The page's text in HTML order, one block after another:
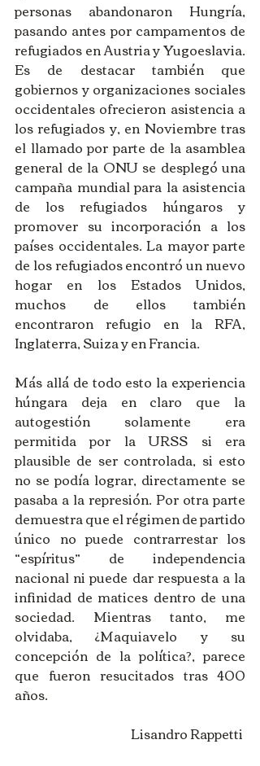
personas abandonaron Hungría,
pasando antes por campamentos de
refugiados en Austria y Yugoeslavia.
Es de destacar también que
gobiernos y organizaciones sociales
occidentales ofrecieron asistencia a
los refugiados y, en Noviembre tras
el llamado por parte de la asamblea
general de la ONU se desplegó una
campaña mundial para la asistencia
de los refugiados húngaros y
promover su incorporación a los
países occidentales. La mayor parte
de los refugiados encontró un nuevo
hogar en los Estados Unidos,
muchos de ellos también
encontraron refugio en la RFA,
Inglaterra, Suiza y en Francia.
Más allá de todo esto la experiencia
húngara deja en claro que la
autogestión solamente era
permitida por la URSS si era
plausible de ser controlada, si esto
no se podía lograr, directamente se
pasaba a la represión. Por otra parte
demuestra que el régimen de partido
único no puede contrarrestar los
“espíritus” de independencia
nacional ni puede dar respuesta a la
infinidad de matices dentro de una
sociedad. Mientras tanto, me
olvidaba, ¿Maquiavelo y su
concepción de la política?, parece
que fueron resucitados tras 400
años.
Lisandro Rappetti